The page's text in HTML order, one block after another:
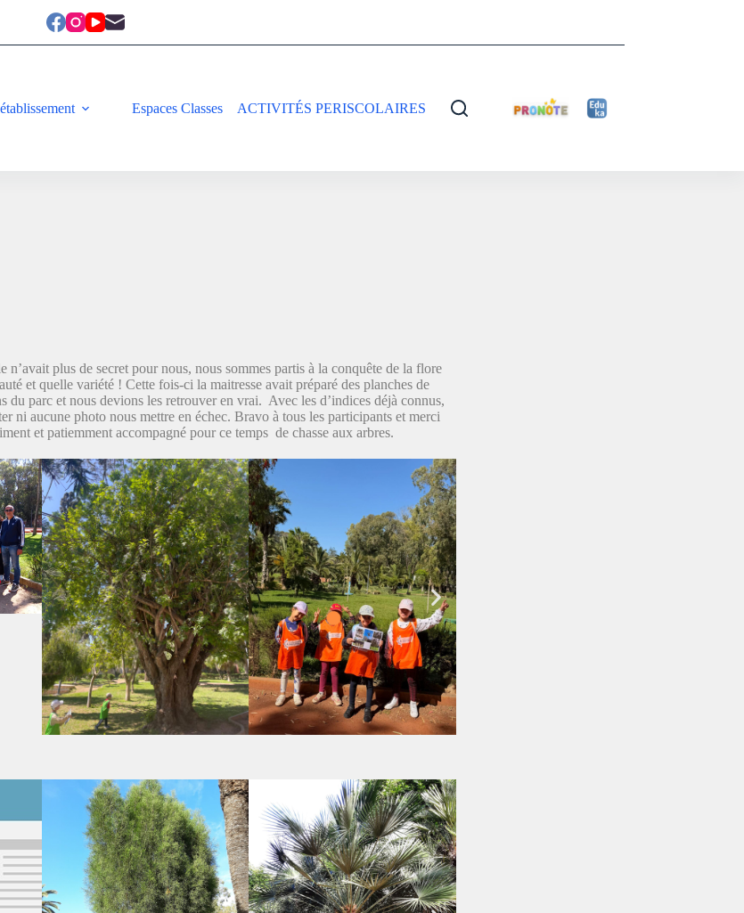
Espaces Classes ACTIVITÉS PERISCOLAIRES
n’avait plus de secret pour nous, nous sommes partis à la conquête de la flore
et quelle variété ! Cette fois-ci la maitresse avait préparé des planches de
du parc et nous devions les retrouver en vrai. Avec les d’indices déjà connus,
ni aucune photo nous mettre en échec. Bravo à tous les participants et merci
et patiemment accompagné pour ce temps de chasse aux arbres.